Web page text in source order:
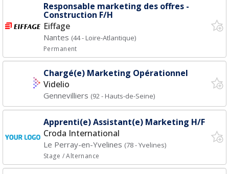
Responsable marketing des offres -
Construction F/H
Eiffage
Nantes (44 - Loire-Atlantique)
Permanent
Chargé(e) Marketing Opérationnel
Videlio
Gennevilliers (92 - Hauts-de-Seine)
Apprenti(e) Assistant(e) Marketing H/F
Croda International
Le Perray-en-Yvelines (78 - Yvelines)
Stage / Alternance